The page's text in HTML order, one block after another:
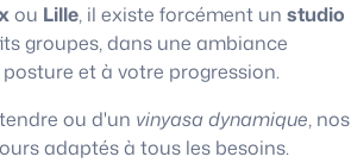
ou Lille, il existe forcément un studio
groupes, dans une ambiance
et à votre progression.
ou d'un vinyasa dynamique, nos
adaptés à tous les besoins.